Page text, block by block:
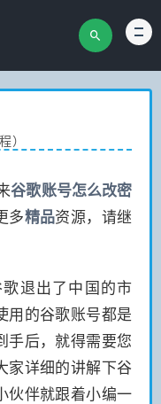
）
谷歌账号怎么改密
多精品资源，请继
退出了中国的市
用的谷歌账号都是
手后，就得需要您
家详细的讲解下谷
伙伴就跟着小编一